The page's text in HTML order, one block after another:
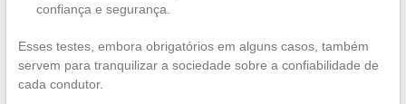
confiança e segurança.
Esses testes, embora obrigatórios em alguns casos, também
servem para tranquilizar a sociedade sobre a confiabilidade de
cada condutor.